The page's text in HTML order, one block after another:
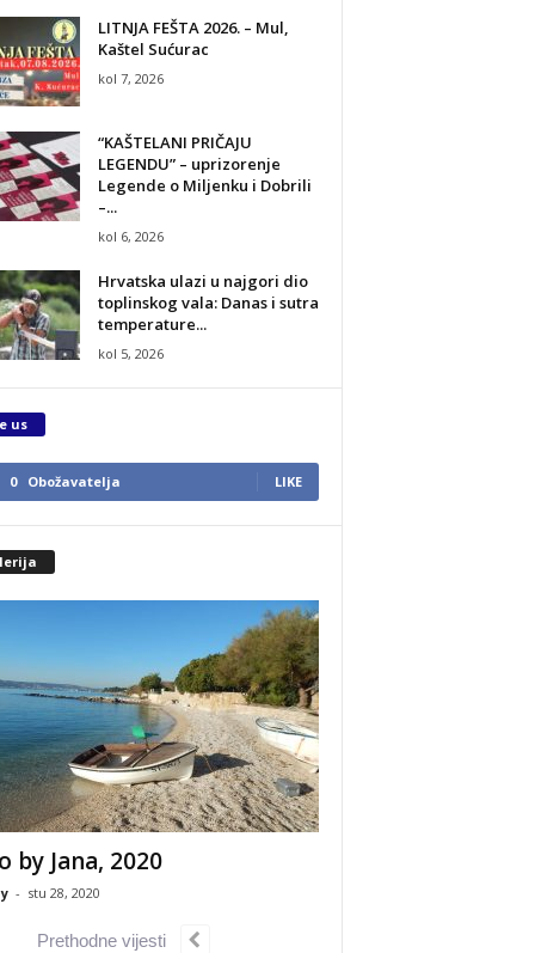
LITNJA FEŠTA 2026. – Mul,
Kaštel Sućurac
kol 7, 2026
“KAŠTELANI PRIČAJU
LEGENDU” – uprizorenje
Legende o Miljenku i Dobrili
–...
kol 6, 2026
Hrvatska ulazi u najgori dio
toplinskog vala: Danas i sutra
temperature...
kol 5, 2026
us
0 Obožavatelja LIKE
by Jana, 2020
- stu 28, 2020
Prethodne vijesti